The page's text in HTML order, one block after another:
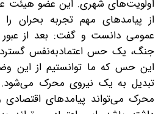
اولویت‌های شهری. این عضو هیئت
از پیامدهای مهم تجربه بحران
عمومی دانست و گفت: بعد از
جنگ، یک حس اعتماد‌به‌نفس
این حس که ما توانستیم از این
تبدیل به یک نیروی محرک می‌شود.
محرک می‌تواند پیامدهای اقتصادی